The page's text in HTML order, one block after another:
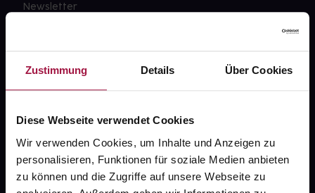
Zustimmung Details Über Cookies
Diese Webseite verwendet Cookies
Wir verwenden Cookies, um Inhalte und Anzeigen zu
personalisieren, Funktionen für soziale Medien anbieten
zu können und die Zugriffe auf unsere Webseite zu
Newsletter
Datenschutz
AGB
Impressum